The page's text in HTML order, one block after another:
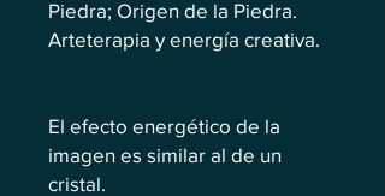
Piedra; Origen de la Piedra.
Arteterapia y energía creativa.
El efecto energético de la
imagen es similar al de un
cristal.